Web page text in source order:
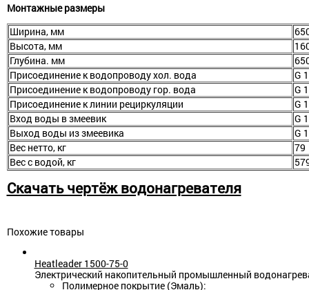
Монтажные размеры
Ширина, мм
Высота, мм
Глубина. мм
Присоединение к водопроводу хол. вода
G
Присоединение к водопроводу гор. вода
G
Присоединение к линии рециркуляции
G 1
Вход воды в змеевик
G 1
Выход воды из змеевика
G 1
Вес нетто, кг
79
Вес с водой, кг
Скачать чертёж водонагревателя
Похожие товары
Heatleader 1500-75-0
Электрический накопительный промышленный
Полимерное покрытие (Эмаль):